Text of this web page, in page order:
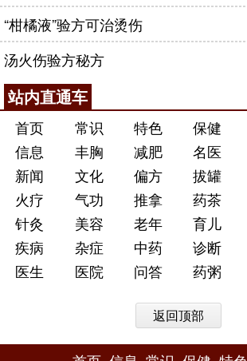
“柑橘液”验方可治烫伤
汤火伤验方秘方
站内直通车
首页 常识 特色 保健
信息
丰胸 减肥 名医
新闻
文化 偏方 拔罐
火疗
气功 推拿 药茶
针灸
美容 老年 育儿
疾病
杂症 中药 诊断
医生
医院 问答 药粥
返回顶部